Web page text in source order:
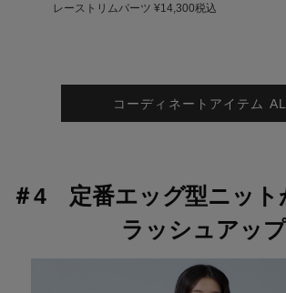
レーストリムパーツ ¥14,300税込
コーディネートアイテム
＃4 定番エッグ型ニット
ラッシュアップ